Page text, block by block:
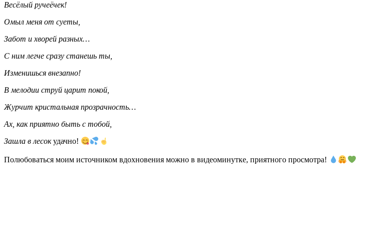
Весёлый ручеёчек!
Омыл меня от суеты,
Забот и хворей разных…
С ним легче сразу станешь ты,
Изменишься внезапно!
В мелодии струй царит покой,
Журчит кристальная прозрачность…
Ах, как приятно быть с тобой,
Зашла в лесокудачно!
Полюбоваться моим источником вдохновения можно в видеоминутке, приятного просмотра!